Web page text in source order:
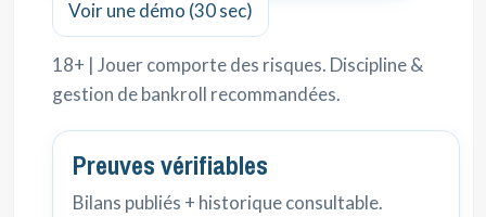
Voir une démo (30 sec)
18+ | Jouer comporte des risques. Discipline &
gestion de bankroll recommandées.
Preuves vérifiables
Bilans publiés + historique consultable.